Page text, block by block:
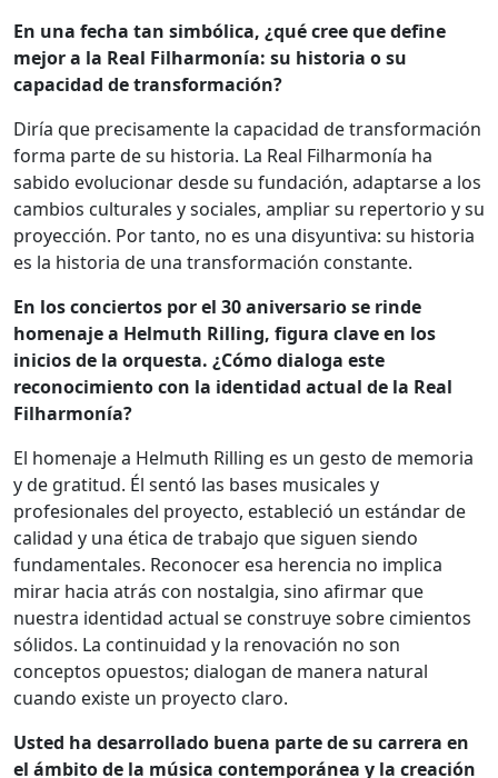
En una fecha tan simbólica, ¿qué cree que define
mejor a la Real Filharmonía: su historia o su
capacidad de transformación?
Diría que precisamente la capacidad de transformación
forma parte de su historia. La Real Filharmonía ha
sabido evolucionar desde su fundación, adaptarse a los
cambios culturales y sociales, ampliar su repertorio y su
proyección. Por tanto, no es una disyuntiva: su historia
es la historia de una transformación constante.
En los conciertos por el 30 aniversario se rinde
homenaje a Helmuth Rilling, figura clave en los
inicios de la orquesta. ¿Cómo dialoga este
reconocimiento con la identidad actual de la Real
Filharmonía?
El homenaje a Helmuth Rilling es un gesto de memoria
y de gratitud. Él sentó las bases musicales y
profesionales del proyecto, estableció un estándar de
calidad y una ética de trabajo que siguen siendo
fundamentales. Reconocer esa herencia no implica
mirar hacia atrás con nostalgia, sino afirmar que
nuestra identidad actual se construye sobre cimientos
sólidos. La continuidad y la renovación no son
conceptos opuestos; dialogan de manera natural
cuando existe un proyecto claro.
Usted ha desarrollado buena parte de su carrera en
el ámbito de la música contemporánea y la creación